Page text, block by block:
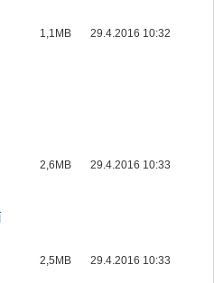
1,1MB 29.4.2016 10:32
2,6MB 29.4.2016 10:33
2,5MB 29.4.2016 10:33